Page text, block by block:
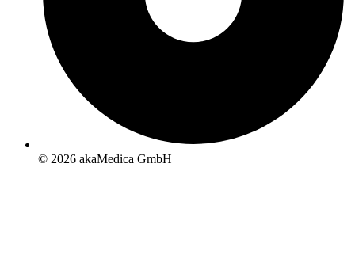
© 2026 akaMedica GmbH